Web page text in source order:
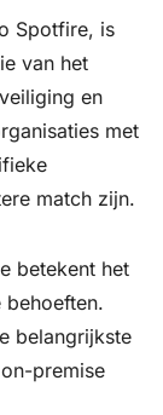
Spotfire, is
van het
en
met
match zijn.
betekent het
belangrijkste
premise